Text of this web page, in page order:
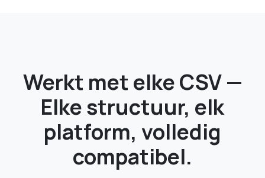
Werkt met elke CSV —
Elke structuur, elk
platform, volledig
compatibel.